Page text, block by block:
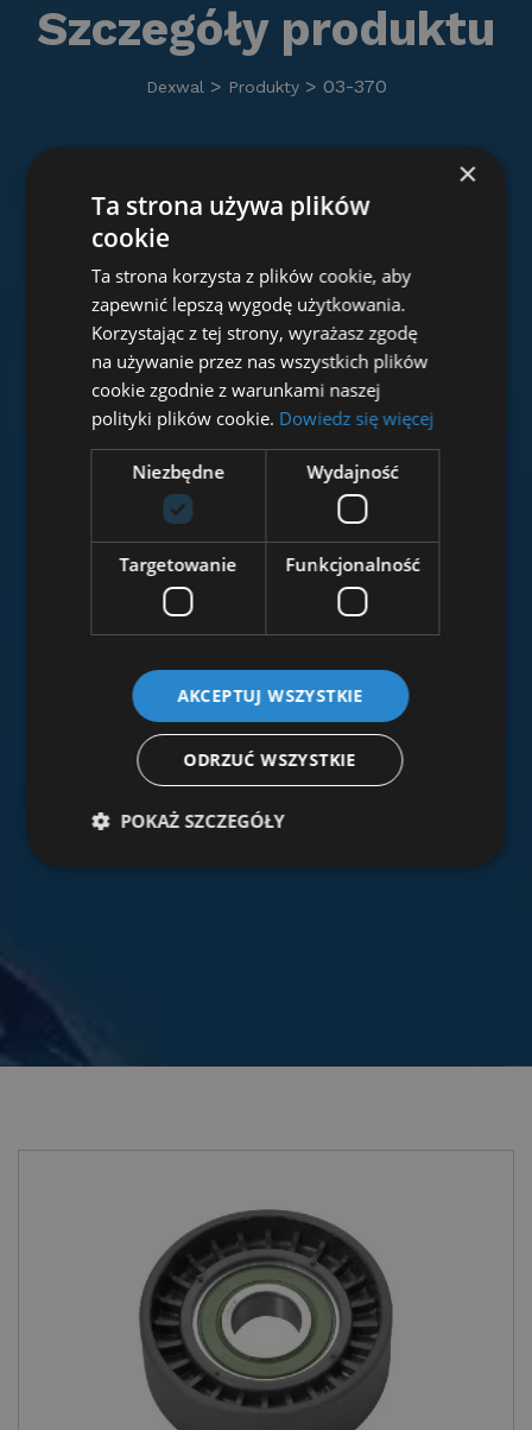
Szczegóły produktu
Dexwal> Produkty> 03-370
×
Ta strona używa plików
cookie
Ta strona korzysta z plików cookie, aby
zapewnić lepszą wygodę użytkowania.
Korzystając z tej strony, wyrażasz zgodę
na używanie przez nas wszystkich plików
cookie zgodnie z warunkami naszej
polityki plików cookie. Dowiedz się więcej
Niezbędne Wydajność
Targetowanie Funkcjonalność
AKCEPTUJ WSZYSTKIE
ODRZUĆ WSZYSTKIE
POKAŻ SZCZEGÓŁY